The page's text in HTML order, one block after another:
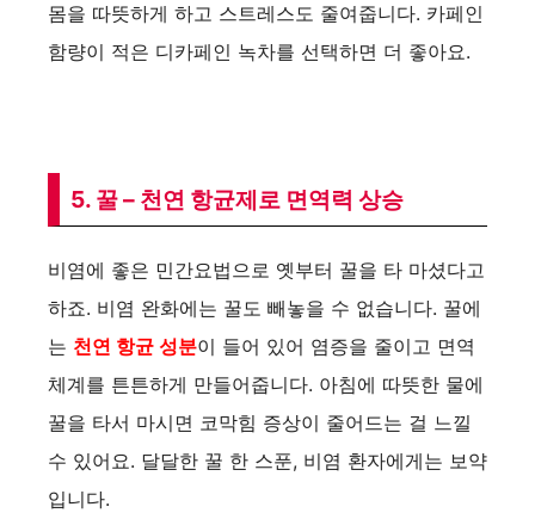
몸을 따뜻하게 하고 스트레스도 줄여줍니다. 카페인
함량이 적은 디카페인 녹차를 선택하면 더 좋아요.
5. 꿀 – 천연 항균제로 면역력 상승
비염에 좋은 민간요법으로 옛부터 꿀을 타 마셨다고
하죠. 비염 완화에는 꿀도 빼놓을 수 없습니다. 꿀에
는 천연 항균 성분이 들어 있어 염증을 줄이고 면역
체계를 튼튼하게 만들어줍니다. 아침에 따뜻한 물에
꿀을 타서 마시면 코막힘 증상이 줄어드는 걸 느낄
수 있어요. 달달한 꿀 한 스푼, 비염 환자에게는 보약
입니다.